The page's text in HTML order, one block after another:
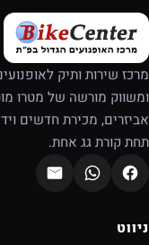
מרכז שירות ותיק
אביזרים, מכירת חדשים
תחת קורת גג אחת.
ניווט